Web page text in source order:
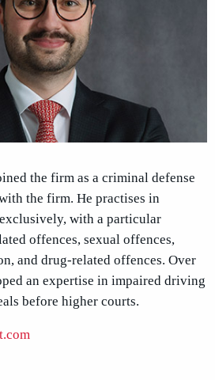
the firm as a criminal defense
the firm. He practises in
with a particular
offences, sexual offences,
and drug-related offences. Over
an expertise in impaired driving
before higher courts.